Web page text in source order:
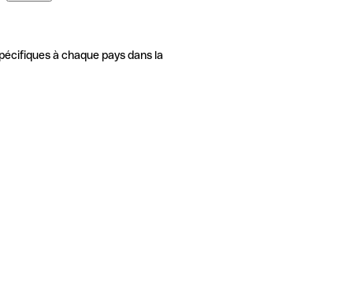
à chaque pays dans la